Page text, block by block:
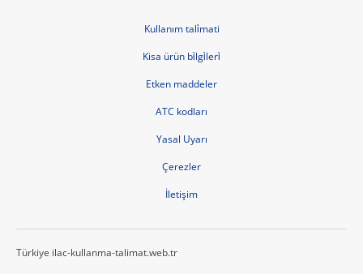
Kullanım tali̇mati
Kisa ürün bi̇lgi̇leri̇
Etken maddeler
ATC kodları
Yasal Uyarı
Çerezler
İletişim
Türkiye ilac-kullanma-talimat.web.tr